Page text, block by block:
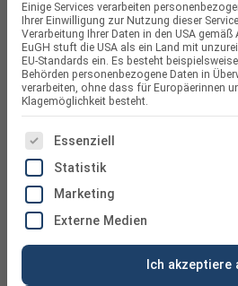
Einige Services verarbeiten
Ihrer Einwilligung zur Nutzung dieser
Verarbeitung Ihrer Daten in den USA gemäß
EuGH stuft die USA als ein Land mit
EU-Standards ein. Es besteht
Behörden personenbezogene Daten in
verarbeiten, ohne dass für Europäerinnen
Klagemöglichkeit besteht.
ES FOLGT EINE LISTE DER
Essenziell
Statistik
Marketing
Externe Medien
Ich akzeptiere